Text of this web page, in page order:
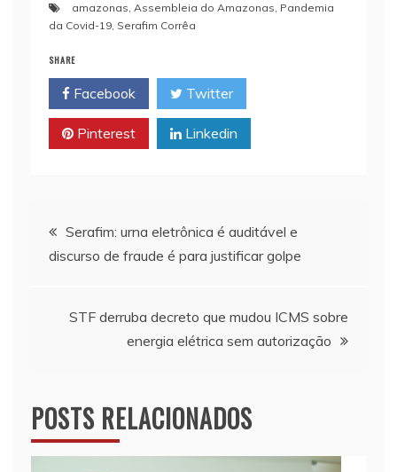
i
t
p
p
y
n
k
n
e
amazonas, Assembleia do Amazonas, Pandemia
da Covid-19, Serafim Corrêa
SHARE
Facebook Twitter
Pinterest Linkedin
Navegação
de
Post
Serafim: urna eletrônica é auditável e
discurso de fraude é para justificar golpe
STF derruba decreto que mudou ICMS sobre
energia elétrica sem autorização
POSTS RELACIONADOS